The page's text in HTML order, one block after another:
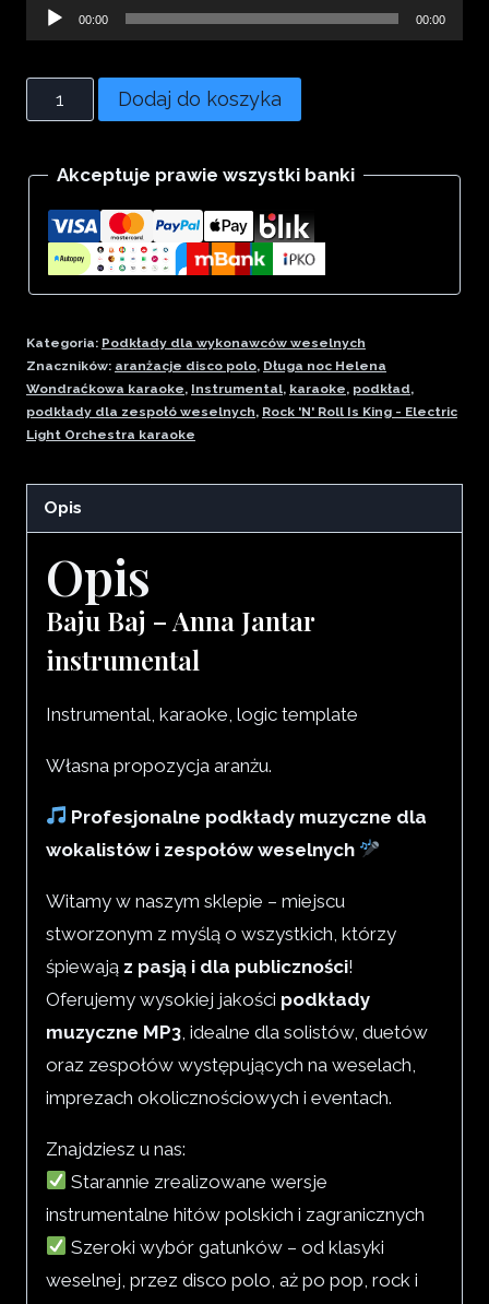
Odtwarzacz
plików
dźwiękowych
00:00 00:00
ilość
Baju
Anna
Jantar
Dodaj do koszyka
Akceptuje prawie wszystki banki
Kategoria: Podkłady dla wykonawców weselnych
Znaczników: aranżacje disco polo, Długa noc Helena
Wondraćkowa karaoke, Instrumental, karaoke, podkład,
podkłady dla zespołó weselnych, Rock 'N' Roll Is King - Electric
Light Orchestra karaoke
Opis
Opis
Baju Baj – Anna Jantar
instrumental
Instrumental, karaoke, logic template
Własna propozycja aranżu.
Profesjonalne podkłady muzyczne dla
wokalistów i zespołów weselnych
Witamy w naszym sklepie – miejscu
stworzonym z myślą o wszystkich, którzy
śpiewają z pasją i dla publiczności!
Oferujemy wysokiej jakości podkłady
muzyczne MP3 , idealne dla solistów, duetów
oraz zespołów występujących na weselach,
imprezach okolicznościowych i eventach.
Znajdziesz u nas:
Starannie zrealizowane wersje
instrumentalne hitów polskich i zagranicznych
Szeroki wybór gatunków – od klasyki
weselnej, przez disco polo, aż po pop, rock i